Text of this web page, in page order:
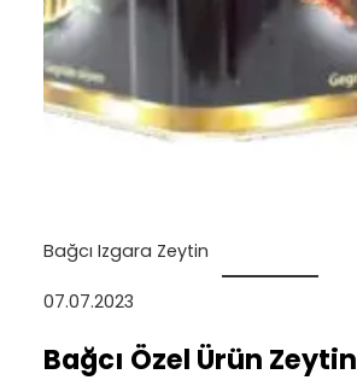
Bağcı Izgara Zeytin
07.07.2023
Bağcı Özel Ürün Zeytin